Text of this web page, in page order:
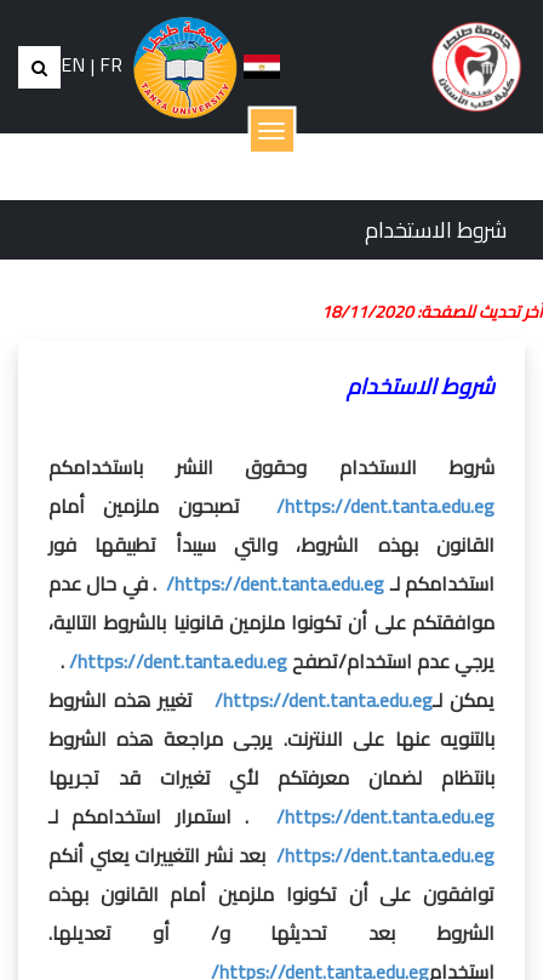
EN | FR
القائمة
شروط الاستخدام
أخر تحديث للصفحة: 18/11/2020
شروط الاستخدام
شروط الاستخدام وحقوق النشر باستخدامكم
https://dent.tanta.edu.eg/
تصبحون ملزمين أمام
القانون بهذه الشروط، والتي سيبدأ تطبيقها فور
استخدامكم لـhttps://dent.tanta.edu.eg/ . في حال عدم
موافقتكم على أن تكونوا ملزمين قانونيا بالشروط التالية،
يرجي عدم استخدام/تصفحhttps://dent.tanta.edu.eg/
.
يمكن لـhttps://dent.tanta.edu.eg/
تغيير هذه الشروط
بالتنويه عنها على الانترنت. يرجى مراجعة هذه الشروط
بانتظام لضمان معرفتكم لأي تغيرات قد تجريها
https://dent.tanta.edu.eg/
. استمرار استخدامكم لـ
https://dent.tanta.edu.eg/ بعد نشر التغييرات يعني أنكم
توافقون على أن تكونوا ملزمين أمام القانون بهذه
الشروط بعد تحديثها و/ أو تعديلها.
استخدامhttps://dent.tanta.edu.eg/